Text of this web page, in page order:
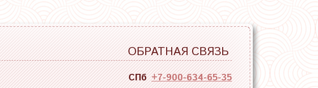
ОБРАТНАЯ СВЯЗЬ
СПб +7-900-634-65-35